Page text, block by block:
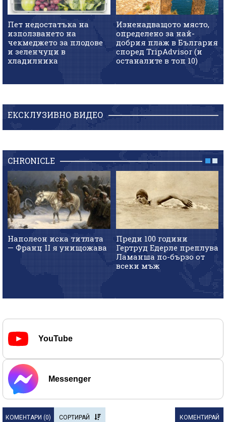
Пет недостатъка на
използването на
чекмеджето за плодове
и зеленчуци в
хладилника
Изненадващото място,
определено за най-
добрия плаж в България
според TripAdvisor (и
останалите в топ 10)
ЕКСКЛУЗИВНО ВИДЕО
CHRONICLE
Наполеон иска титлата
— Франц II я унищожава
Преди 100 години
Гертруд Едерле преплува
Ламанша по-бързо от
всеки мъж
YouTube
Messenger
КОМЕНТАРИ (0) СОРТИРАЙ КОМЕНТИРАЙ